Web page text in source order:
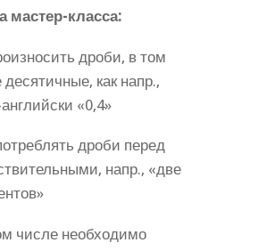
мастер-класса:
дроби, в том
десятичные, как напр.,
«0,4»
дроби перед
напр., «две
числе необходимо